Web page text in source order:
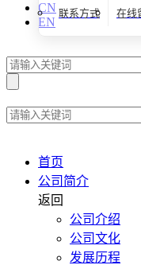
联系方式 在线
CN
EN
首页
公司简介
返回
公司介绍
公司文化
发展历程